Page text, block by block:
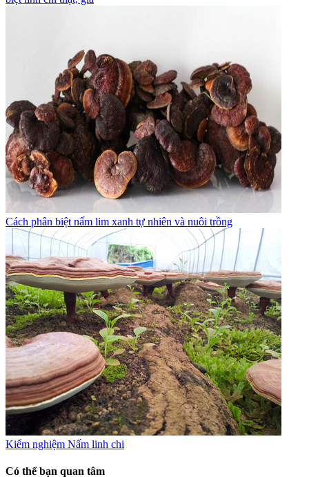
Cách phân biệt nấm lim xanh tự nhiên và nuôi trồng
Kiểm nghiệm Nấm linh chi
Có thể bạn quan tâm